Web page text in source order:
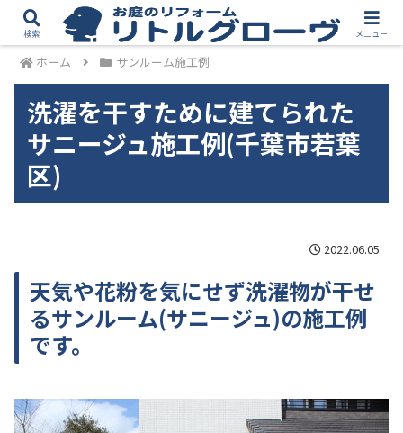
ホーム サンルーム施工例
洗濯を干すために建てられた
サニージュ施工例(千葉市若葉
区)
2022.06.05
天気や花粉を気にせず洗濯物が干せ
るサンルーム(サニージュ)の施工例
です。
検索 メニュー